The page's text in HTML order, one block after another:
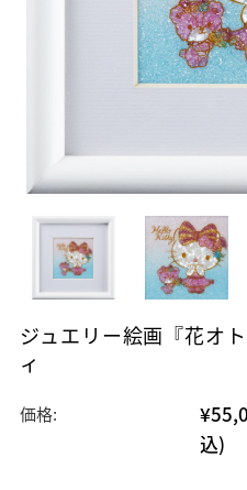
ジュエリー絵画『花オ
ィ
価格:
込)